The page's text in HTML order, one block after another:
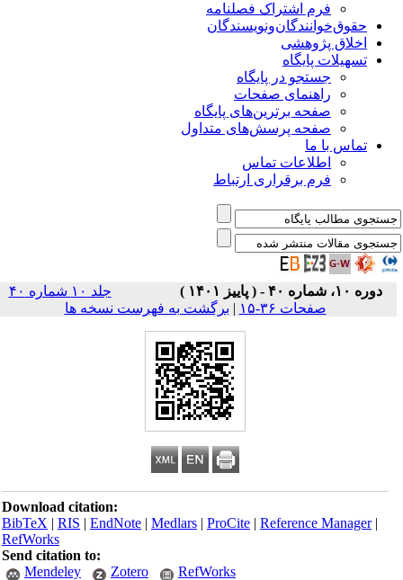
فرم اشتراک فصلنامه
حقوق‌خوانندگان‌و‌نویسندگان
اخلاق پژوهشی
تسهیلات پایگاه
جستجو در پایگاه
راهنمای صفحات
صفحه برترین‌های پایگاه
صفحه پرسش‌های متداول
تماس با ما
اطلاعات تماس
فرم برقراری ارتباط
دوره ۱۰، شماره ۴۰ - ( پاییز ۱۴۰۱ )
جلد ۱۰ شماره ۴۰
صفحات ۳۶-۱۵
| برگشت به فهرست نسخه ها
Download citation:
BibTeX|RIS|EndNote|Medlars|ProCite|Reference Manager
RefWorks
Send citation to:
Mendeley
Zotero RefWorks